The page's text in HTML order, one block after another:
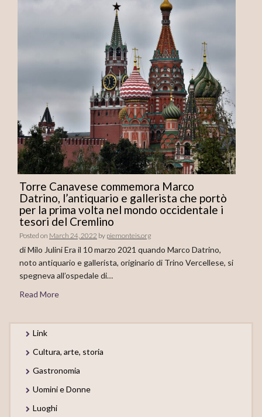
Torre Canavese commemora Marco
Datrino, l’antiquario e gallerista che portò
per la prima volta nel mondo occidentale i
tesori del Cremlino
Posted on March 24, 2022 by piemonteis.org
di Milo Julini Era il 10 marzo 2021 quando Marco Datrino,
noto antiquario e gallerista, originario di Trino Vercellese, si
spegneva all’ospedale di…
Read More
Link
Cultura, arte, storia
Gastronomia
Uomini e Donne
Luoghi